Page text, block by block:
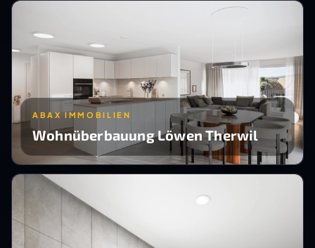
ABAX IMMOBILIEN
Wohnüberbauung Löwen Therwil